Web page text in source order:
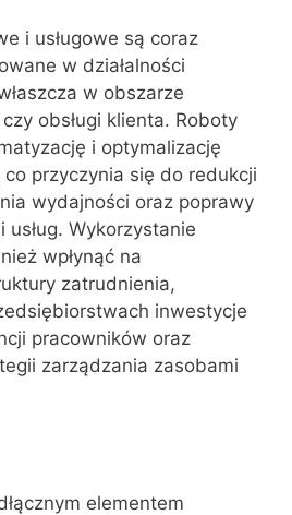
i usługowe są coraz
w działalności
w obszarze
obsługi klienta. Roboty
i optymalizację
przyczynia się do redukcji
wydajności oraz poprawy
Wykorzystanie
wpłynąć na
zatrudnienia,
inwestycje
pracowników oraz
zarządzania zasobami
elementem